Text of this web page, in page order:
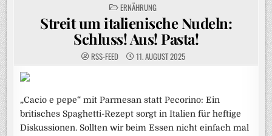
POSTED
IN
ERNÄHRUNG
Streit um italienische Nudeln:
Schluss! Aus! Pasta!
RSS-FEED 11. AUGUST 2025
„Cacio e pepe“ mit Parmesan statt Pecorino: Ein
britisches Spaghetti-Rezept sorgt in Italien für heftige
Diskussionen. Sollten wir beim Essen nicht einfach mal